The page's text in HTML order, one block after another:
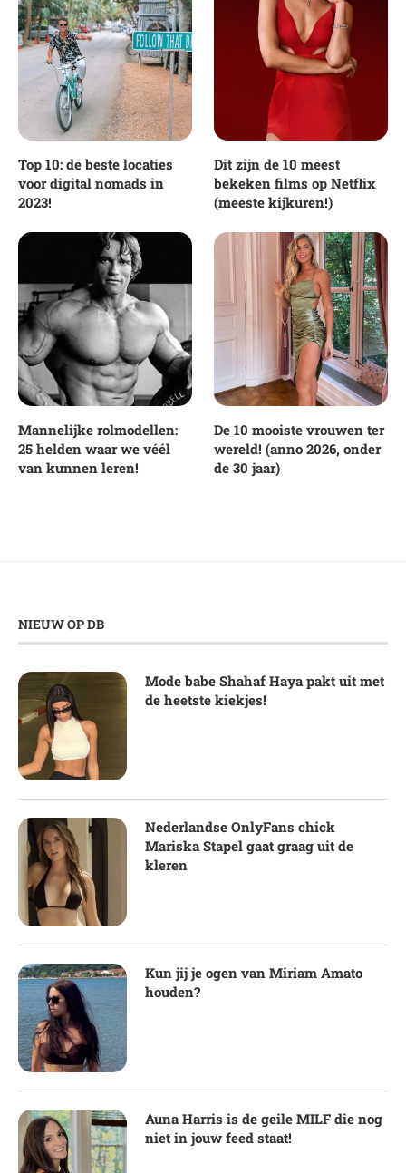
Top 10: de beste locaties
voor digital nomads in
2023!
Dit zijn de 10 meest
bekeken films op Netflix
(meeste kijkuren!)
Mannelijke rolmodellen:
25 helden waar we véél
van kunnen leren!
De 10 mooiste vrouwen ter
wereld! (anno 2026, onder
de 30 jaar)
NIEUW OP DB
Mode babe Shahaf Haya pakt uit met
de heetste kiekjes!
Nederlandse OnlyFans chick
Mariska Stapel gaat graag uit de
kleren
Kun jij je ogen van Miriam Amato
houden?
Auna Harris is de geile MILF die nog
niet in jouw feed staat!